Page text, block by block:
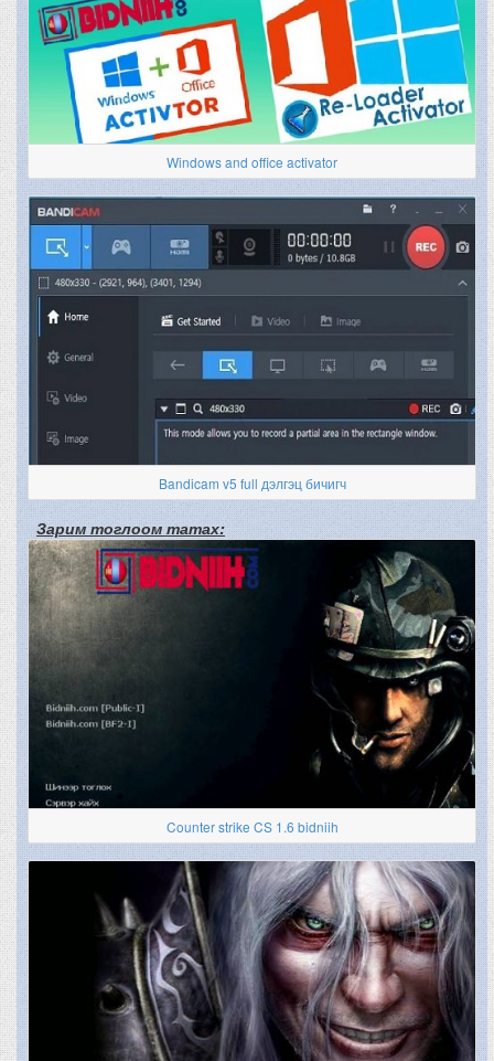
Windows and office activator
Bandicam v5 full дэлгэц бичигч
Зарим тоглоом татах:
Counter strike CS 1.6 bidniih